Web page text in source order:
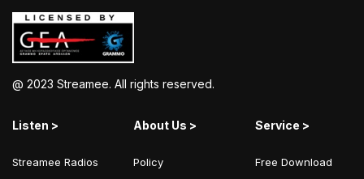
@ 2023 Streamee. All rights reserved.
Listen >
Streamee Radios
About Us >
Policy
Service >
Free Download